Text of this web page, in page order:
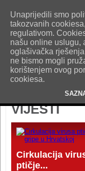
O nama Kontakt
Pošaljite nam vijest!
VIJESTI
Cirkulacija
ptičje...
Unaprijedili smo
takozvanih
regulativom.
našu online uslugu,
oglašivačka
ne bismo mogli
korištenjem ovog
cookiesa.